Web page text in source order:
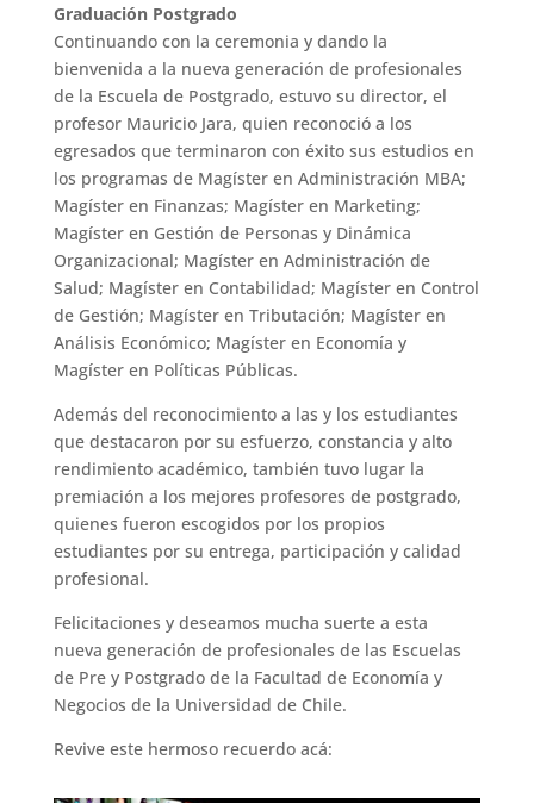
Graduación Postgrado
Continuando con la ceremonia y dando la
bienvenida a la nueva generación de profesionales
de la Escuela de Postgrado, estuvo su director, el
profesor Mauricio Jara, quien reconoció a los
egresados que terminaron con éxito sus estudios en
los programas de Magíster en Administración MBA;
Magíster en Finanzas; Magíster en Marketing;
Magíster en Gestión de Personas y Dinámica
Organizacional; Magíster en Administración de
Salud; Magíster en Contabilidad; Magíster en Control
de Gestión; Magíster en Tributación; Magíster en
Análisis Económico; Magíster en Economía y
Magíster en Políticas Públicas.
Además del reconocimiento a las y los estudiantes
que destacaron por su esfuerzo, constancia y alto
rendimiento académico, también tuvo lugar la
premiación a los mejores profesores de postgrado,
quienes fueron escogidos por los propios
estudiantes por su entrega, participación y calidad
profesional.
Felicitaciones y deseamos mucha suerte a esta
nueva generación de profesionales de las Escuelas
de Pre y Postgrado de la Facultad de Economía y
Negocios de la Universidad de Chile.
Revive este hermoso recuerdo acá: